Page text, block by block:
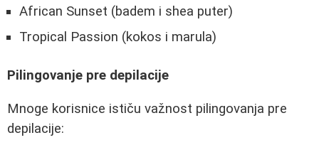
African Sunset (badem i shea puter)
Tropical Passion (kokos i marula)
Pilingovanje pre depilacije
Mnoge korisnice ističu važnost pilingovanja pre
depilacije: